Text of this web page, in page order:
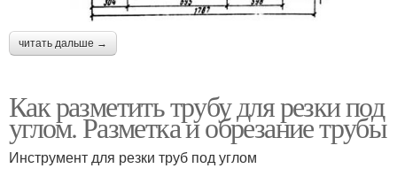
читать дальше →
Как разметить трубу для резки под
углом. Разметка и обрезание трубы
Инструмент для резки труб под углом